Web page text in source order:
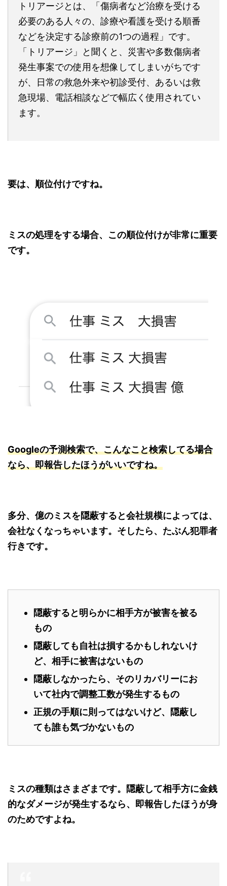
トリアージとは、「傷病者など治療を受ける
必要のある人々の、診療や看護を受ける順番
などを決定する診療前の1つの過程」です。
「トリアージ」と聞くと、災害や多数傷病者
発生事案での使用を想像してしまいがちです
が、日常の救急外来や初診受付、あるいは救
急現場、電話相談などで幅広く使用されてい
ます。
要は、順位付けですね。
ミスの処理をする場合、この順位付けが非常に重要
です。
Googleの予測検索で、こんなこと検索してる場合
なら、即報告したほうがいいですね。
多分、億のミスを隠蔽すると会社規模によっては、
会社なくなっちゃいます。そしたら、たぶん犯罪者
行きです。
隠蔽すると明らかに相手方が被害を被る
もの
隠蔽しても自社は損するかもしれないけ
ど、相手に被害はないもの
隠蔽しなかったら、そのリカバリーにお
いて社内で調整工数が発生するもの
正規の手順に則ってはないけど、隠蔽し
ても誰も気づかないもの
ミスの種類はさまざまです。隠蔽して相手方に金銭
的なダメージが発生するなら、即報告したほうが身
のためですよね。